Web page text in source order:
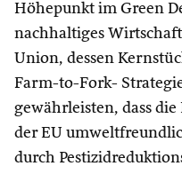
Höhepunkt im Green
nachhaltiges
Union, dessen
Farm-to-Fork-
gewährleisten, dass
der EU
durch